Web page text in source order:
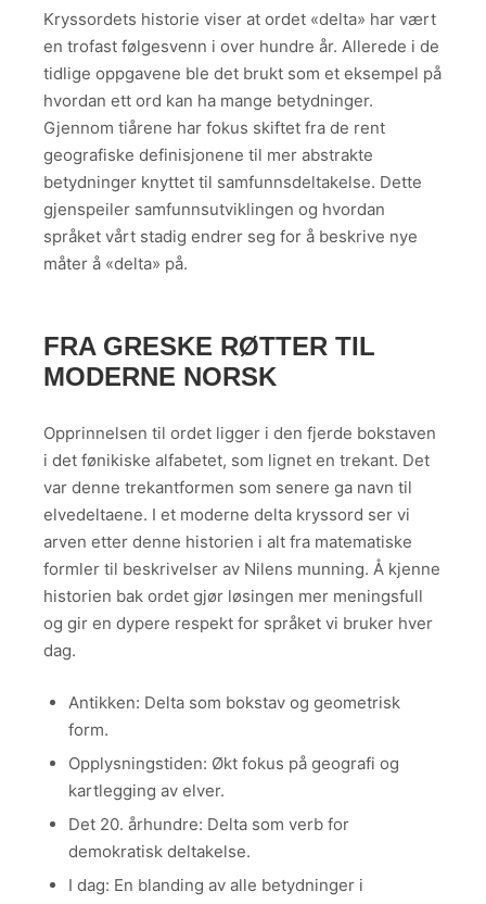
Kryssordets historie viser at ordet «delta» har vært
en trofast følgesvenn i over hundre år. Allerede i de
tidlige oppgavene ble det brukt som et eksempel på
hvordan ett ord kan ha mange betydninger.
Gjennom tiårene har fokus skiftet fra de rent
geografiske definisjonene til mer abstrakte
betydninger knyttet til samfunnsdeltakelse. Dette
gjenspeiler samfunnsutviklingen og hvordan
språket vårt stadig endrer seg for å beskrive nye
måter å «delta» på.
FRA GRESKE RØTTER TIL
MODERNE NORSK
Opprinnelsen til ordet ligger i den fjerde bokstaven
i det fønikiske alfabetet, som lignet en trekant. Det
var denne trekantformen som senere ga navn til
elvedeltaene. I et moderne delta kryssord ser vi
arven etter denne historien i alt fra matematiske
formler til beskrivelser av Nilens munning. Å kjenne
historien bak ordet gjør løsingen mer meningsfull
og gir en dypere respekt for språket vi bruker hver
dag.
Antikken: Delta som bokstav og geometrisk
form.
Opplysningstiden: Økt fokus på geografi og
kartlegging av elver.
Det 20. århundre: Delta som verb for
demokratisk deltakelse.
I dag: En blanding av alle betydninger i